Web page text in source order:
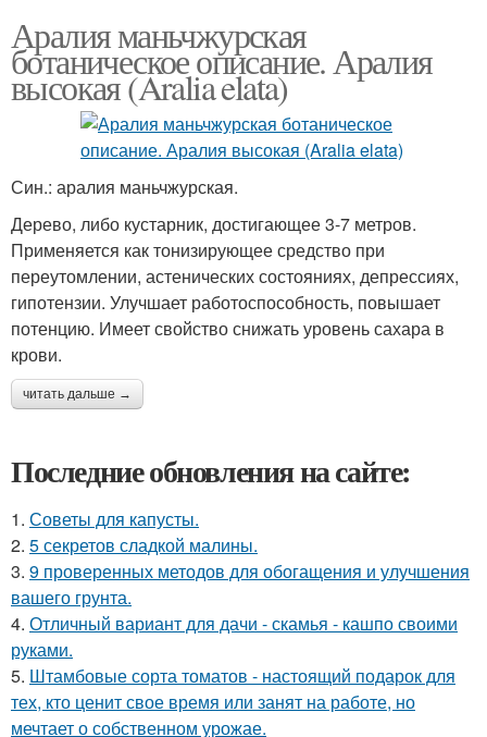
Аралия маньчжурская
ботаническое описание. Аралия
высокая (Aralia elata)
Син.: аралия маньчжурская.
Дерево, либо кустарник, достигающее 3-7 метров.
Применяется как тонизирующее средство при
переутомлении, астенических состояниях, депрессиях,
гипотензии. Улучшает работоспособность, повышает
потенцию. Имеет свойство снижать уровень сахара в
крови.
читать дальше →
Последние обновления на сайте:
1. Советы для капусты.
2. 5 секретов сладкой малины.
3. 9 проверенных методов для обогащения и улучшения
вашего грунта.
4. Отличный вариант для дачи - скамья - кашпо своими
руками.
5. Штамбовые сорта томатов - настоящий подарок для
тех, кто ценит свое время или занят на работе, но
мечтает о собственном урожае.